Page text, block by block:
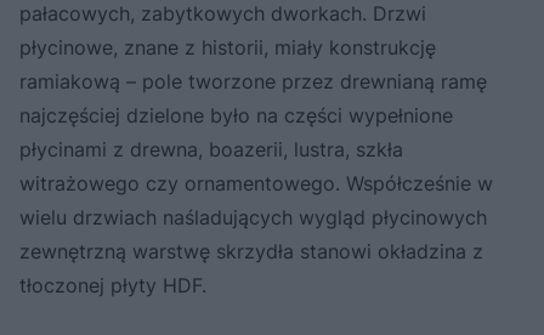
pałacowych, zabytkowych dworkach. Drzwi
płycinowe, znane z historii, miały konstrukcję
ramiakową – pole tworzone przez drewnianą ramę
najczęściej dzielone było na części wypełnione
płycinami z drewna, boazerii, lustra, szkła
witrażowego czy ornamentowego. Współcześnie w
wielu drzwiach naśladujących wygląd płycinowych
zewnętrzną warstwę skrzydła stanowi okładzina z
tłoczonej płyty HDF.